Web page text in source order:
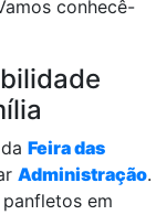
conhecê-
da Feira das
Administração.
em